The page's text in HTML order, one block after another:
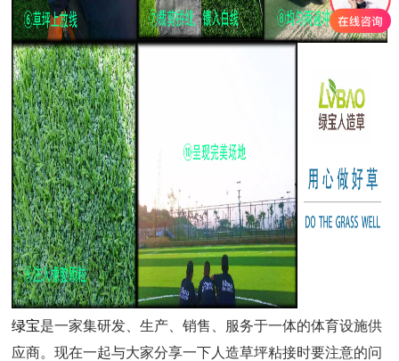
绿宝是一家集研发、生产、销售、服务于一体的体育设施供
应商。现在一起与大家分享一下人造草坪粘接时要注意的问